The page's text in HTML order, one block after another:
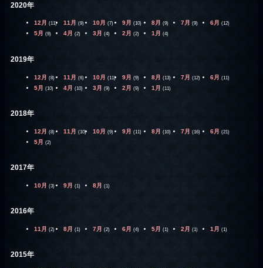
2020年
12月 (11) 11月 (9) 10月 (7) 9月 (10) 8月 (9) 7月 (9) 6月 (12)
5月 (9) 4月 (2) 3月 (4) 2月 (2) 1月 (4)
2019年
12月 (8) 11月 (6) 10月 (11) 9月 (9) 8月 (13) 7月 (12) 6月 (11)
5月 (10) 4月 (10) 3月 (9) 2月 (9) 1月 (11)
2018年
12月 (8) 11月 (10) 10月 (9) 9月 (11) 8月 (10) 7月 (16) 6月 (21)
5月 (2)
2017年
10月 (3) 9月 (1) 8月 (1)
2016年
11月 (2) 8月 (1) 7月 (2) 6月 (4) 5月 (1) 2月 (1) 1月 (1)
2015年